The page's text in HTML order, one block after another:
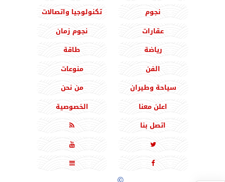
نجوم
تكنولوجيا واتصالات
عقارات
نجوم زمان
رياضة
طاقة
الفن
منوعات
سياحة وطيران
من نحن
اعلن معنا
الخصوصية
اتصل بنا




